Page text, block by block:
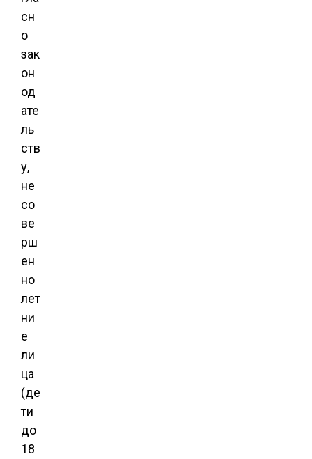
сн
о
зак
он
од
ате
ль
ств
у,
не
со
ве
рш
ен
но
лет
ни
е
ли
ца
(де
ти
до
18